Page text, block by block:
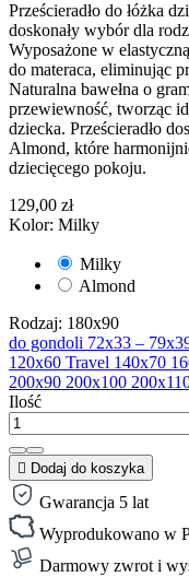
Prześcieradło do łóżka
doskonały wybór dla
Wyposażone w
do materaca, eliminując
Naturalna bawełna o
przewiewność, tworząc
dziecka. Prześcieradło
Almond, które
dziecięcego pokoju.
129,00 zł
Kolor: Milky
Milky
Almond
Rodzaj: 180x90
do gondoli 72x33 –
120x60 Travel 140x70
200x90 200x100
Ilość
 Dodaj do koszyka
Gwarancja 5 lat
Wyprodukowano w
Darmowy zwrot i